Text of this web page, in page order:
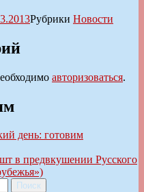
Рубрики Новости
авторизоваться.
день: готовим
в предвкушении Русского
Поиск